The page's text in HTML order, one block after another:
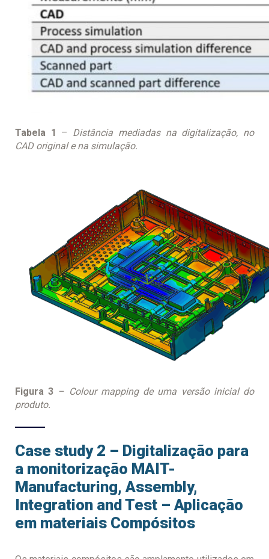
Tabela 1 – Distância mediadas na digitalização, no
CAD original e na simulação.
Figura 3 – Colour mapping de uma versão inicial do
produto.
Case study 2 – Digitalização para
a monitorização MAIT-
Manufacturing, Assembly,
Integration and Test – Aplicação
em materiais Compósitos